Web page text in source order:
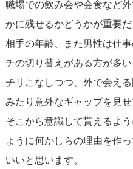
が、公私混同しないように
こうした日々の小さな積み
よりも特別な存在になる第一
恋愛では他の職場の人々に
ることが求められます。決
ず、ゆっくりと相手のペー
いってください。
職場での飲み会や会食など
かに残せるかどうかが重要だ
相手の年齢、また男性は仕
チの切り替えがある方が多
チリこなしつつ、外で会え
みたり意外なギャップを見
そこから意識して貰えるよ
ように何かしらの理由を作
いいと思います。